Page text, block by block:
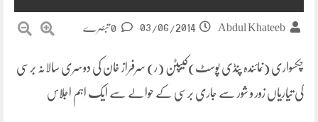
Abdul Khateeb
03/06/2014
چکسواری (نمائندہ پنڈی پوسٹ)کیپٹن (ر) سرفراز خان کی دوسری سالانہ برسی
کی تیاریاں زور و شور سے جاری برسی کے حوالے سے ایک اہم اجلاس